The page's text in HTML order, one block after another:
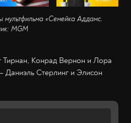
мультфильма «Семейка Аддамс.
MGM
Тирнан, Конрад Вернон и Лора
Стерлинг и Элисон